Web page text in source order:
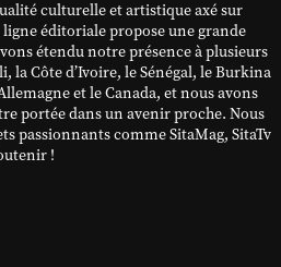
culturelle et artistique axé sur
ligne éditoriale propose une grande
étendu notre présence à plusieurs
la Côte d’Ivoire, le Sénégal, le Burkina
et le Canada, et nous avons
portée dans un avenir proche. Nous
passionnants comme SitaMag, SitaTv
!